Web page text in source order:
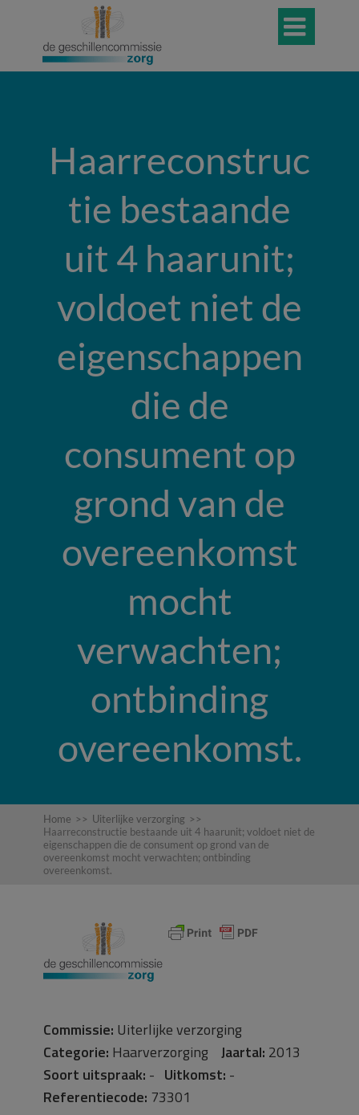

Haarreconstruc
tie bestaande
uit 4 haarunit;
voldoet niet de
eigenschappen
die de
consument op
grond van de
overeenkomst
mocht
verwachten;
ontbinding
overeenkomst.
Home >> Uiterlijke verzorging >>
Haarreconstructie bestaande uit 4 haarunit; voldoet niet de
eigenschappen die de consument op grond van de
overeenkomst mocht verwachten; ontbinding
overeenkomst.
Commissie: Uiterlijke verzorging
Categorie: Haarverzorging Jaartal: 2013
Soort uitspraak: - Uitkomst: -
Referentiecode: 73301